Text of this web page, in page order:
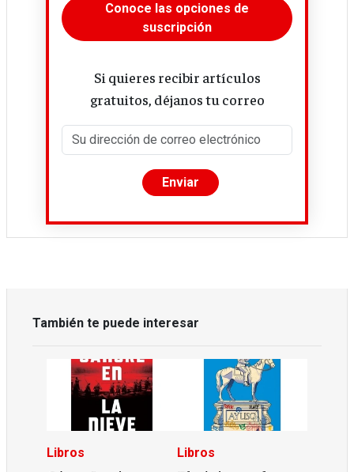
Conoce las opciones de
suscripción
Si quieres recibir artículos
gratuitos, déjanos tu correo
También te puede interesar
Libros Libros